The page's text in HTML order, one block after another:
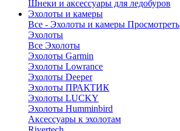
Шнеки и аксессуары для ледобуров
Эхолоты и камеры
Все - Эхолоты и камеры Просмотреть
Эхолоты
Все Эхолоты
Эхолоты Garmin
Эхолоты Lowrance
Эхолоты Deeper
Эхолоты ПРАКТИК
Эхолоты LUCKY
Эхолоты Humminbird
Аксессуары к эхолотам